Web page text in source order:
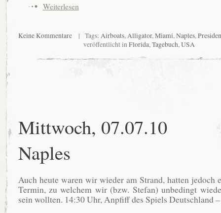
Weiterlesen
Keine Kommentare| Tags: Airboats, Alligator, Miami, Naples,
veröffentlicht in Florida, Tagebuch, USA
Mittwoch, 07.07.10
Naples
Auch heute waren wir wieder am Strand, hatten jedoch
Termin, zu welchem wir (bzw. Stefan) unbedingt
sein wollten. 14:30 Uhr, Anpfiff des Spiels Deutschland